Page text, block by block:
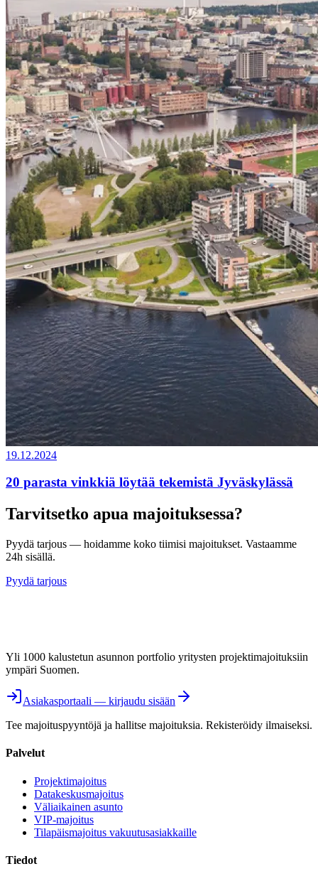
19.12.2024
20 parasta vinkkiä löytää tekemistä Jyväskylässä
Tarvitsetko apua majoituksessa?
Pyydä tarjous — hoidamme koko tiimisi majoitukset. Vastaamme
24h sisällä.
Pyydä tarjous
Yli 1000 kalustetun asunnon portfolio yritysten projektimajoituksiin
ympäri Suomen.
Asiakasportaali — kirjaudu sisään
Tee majoituspyyntöjä ja hallitse majoituksia. Rekisteröidy ilmaiseksi.
Palvelut
Projektimajoitus
Datakeskusmajoitus
Väliaikainen asunto
VIP-majoitus
Tilapäismajoitus vakuutusasiakkaille
Tiedot